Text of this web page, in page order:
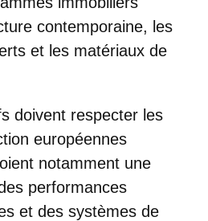
contemporaine, les
et les matériaux de
doivent respecter les
européennes
notamment une
performances
et des systèmes de